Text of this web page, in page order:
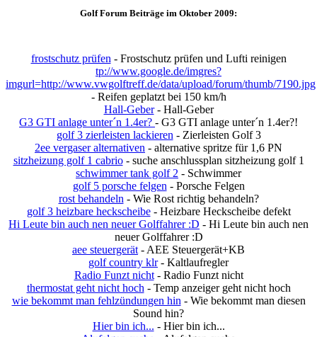
Golf Forum Beiträge im Oktober 2009:
frostschutz prüfen - Frostschutz prüfen und Lufti reinigen
tp://www.google.de/imgres?
imgurl=http://www.vwgolftreff.de/data/upload/forum/thumb/7190.jpg
- Reifen geplatzt bei 150 km/h
Hall-Geber- Hall-Geber
G3 GTI anlage unter´n 1.4er? - G3 GTI anlage unter´n 1.4er?!
golf 3 zierleisten lackieren - Zierleisten Golf 3
2ee vergaser alternativen - alternative spritze für 1,6 PN
sitzheizung golf 1 cabrio- suche anschlussplan sitzheizung golf 1
schwimmer tank golf 2 - Schwimmer
golf 5 porsche felgen - Porsche Felgen
rost behandeln - Wie Rost richtig behandeln?
golf 3 heizbare heckscheibe- Heizbare Heckscheibe defekt
Hi Leute bin auch nen neuer Golffahrer :D - Hi Leute bin auch nen
neuer Golffahrer :D
aee steuergerät - AEE Steuergerät+KB
golf country klr- Kaltlaufregler
Radio Funzt nicht- Radio Funzt nicht
thermostat geht nicht hoch - Temp anzeiger geht nicht hoch
wie bekommt man fehlzündungen hin - Wie bekommt man diesen
Sound hin?
Hier bin ich... - Hier bin ich...